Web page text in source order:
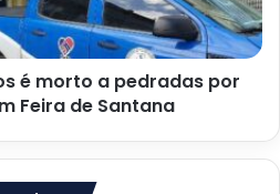
é morto a pedradas por
Feira de Santana